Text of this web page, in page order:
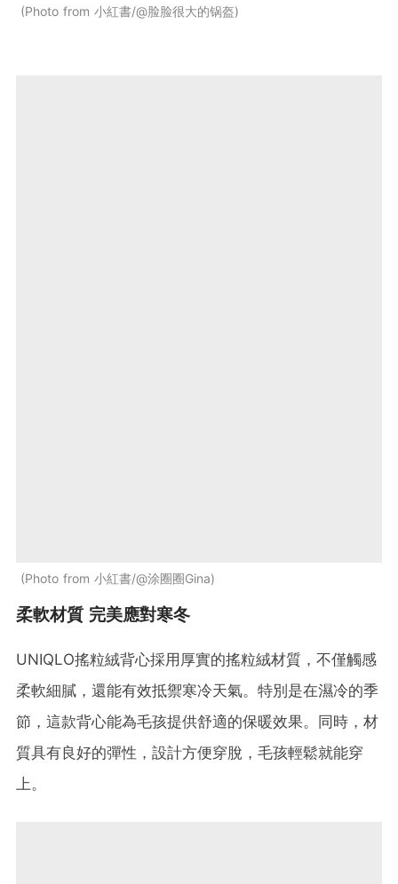
Photo from 小紅書/@脸脸很大的锅盔
Photo from 小紅書/@涂圈圈Gina
柔軟材質 完美應對寒冬
UNIQLO搖粒絨背心採用厚實的搖粒絨材質，不僅觸感
柔軟細膩，還能有效抵禦寒冷天氣。特別是在濕冷的季
節，這款背心能為毛孩提供舒適的保暖效果。同時，材
質具有良好的彈性，設計方便穿脫，毛孩輕鬆就能穿
上。